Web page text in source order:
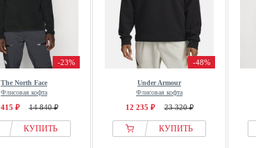
-23%
The North Face
Флисовая кофта
₽ 14 840 ₽
КУПИТЬ
-48%
Under Armour
Флисовая кофта
12 235 ₽ 23 320 ₽
КУПИТЬ